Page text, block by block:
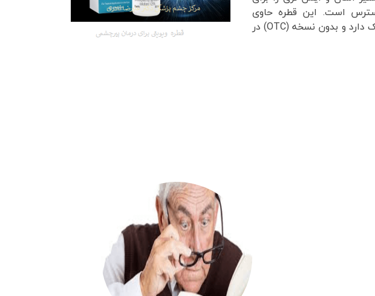
است. این قطره حاوی
پیلوکارپین ۱.۲۵٪ و جز خانواده آنتی کولینرژیک ها است. این قطره نیاز به تجویز چشم پزشک دارد و بدون نسخه (OTC) در